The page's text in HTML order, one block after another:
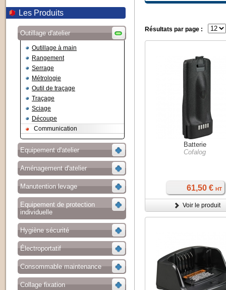
Les Produits
Outillage d'atelier
Outillage à main
Rangement
Serrage
Métrologie
Outil de traçage
Traçage
Sciage
Découpe
Communication
Equipement d'atelier
Aménagement d'atelier
Manutention levage
Equipement de protection
individuelle
Hygiène sécurité
Électroportatif
Consommable maintenance
Collage fixation
Résultats par page :
Batterie
Cofalog
61,50 € HT
Voir le produit